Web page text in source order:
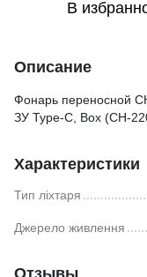
В
Описание
Фонарь переносной
ЗУ Type-C, Box (CH-
Характеристики
Тип ліхтаря
Джерело живлення
Отзывы